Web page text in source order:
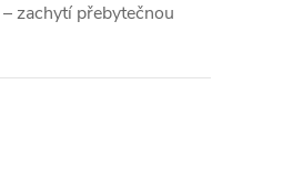
– zachytí přebytečnou